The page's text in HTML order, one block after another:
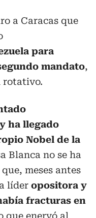
a Caracas que
para
mandato,
rotativo.
ha llegado
Nobel de la
Blanca no se ha
meses antes
líder opositora y
fracturas en
que enervó al